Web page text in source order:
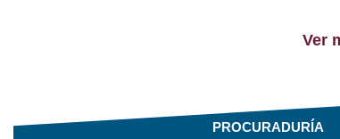
Ver
PROCURADURÍA